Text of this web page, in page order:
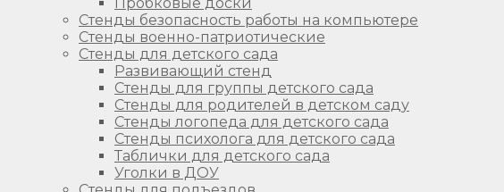
Стенды безопасность работы на компьютере
Стенды военно-патриотические
Стенды для детского сада
Развивающий стенд
Стенды для группы детского сада
Стенды для родителей в детском саду
Стенды логопеда для детского сада
Стенды психолога для детского сада
Таблички для детского сада
Уголки в ДОУ